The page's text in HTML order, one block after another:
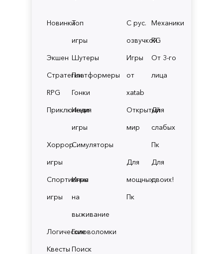
НовинкиТоп
игры
Экшен Шутеры
СтратегииПлатформеры
RPG
Гонки
Приключения
Инди
игры
Хоррор
игры
Симуляторы
Спортивные
игры
Игры
на
выживание
ЛогическиеГоловоломки
Квесты Поиск
С рус.
озвучкой
Механики
RG
Игры
от
xatab
От 3-го
лица
Открытый
мир
Для
слабых
Пк
Для
мощных
Пк
Для
двоих!